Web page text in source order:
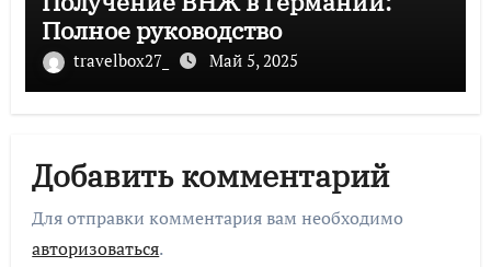
Полное руководство
travelbox27_ Май 5, 2025
Добавить комментарий
Для отправки комментария вам необходимо
авторизоваться.